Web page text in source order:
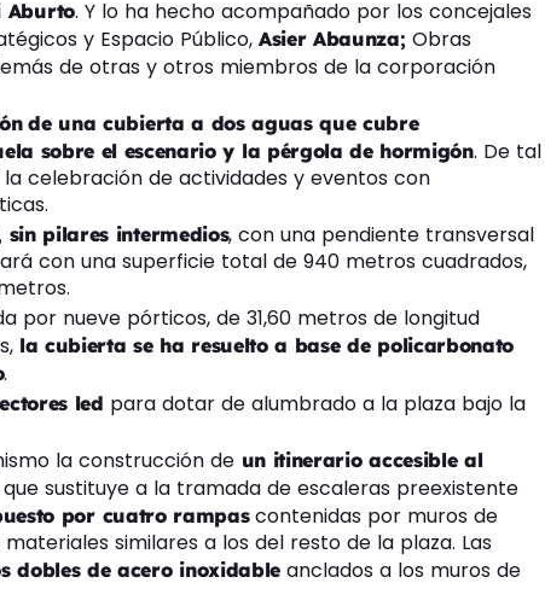
Aburto. Y lo ha hecho acompañado por los concejales
y Espacio Público, Asier Abaunza;Obras
de otras y otros miembros de la corporación
de una cubierta a dos aguas que cubre
sobre el escenario y la pérgola de hormigón. De tal
celebración de actividades y eventos con
pilares intermedios, con una pendiente transversal
con una superficie total de 940 metros cuadrados,
por nueve pórticos, de 31,60 metros de longitud
la cubierta se ha resuelto a base de policarbonato
.
led para dotar de alumbrado a la plaza bajo la
la construcción de un itinerario accesible al
que sustituye a la tramada de escaleras preexistente
por cuatro rampascontenidas por muros de
similares a los del resto de la plaza. Las
dobles de acero inoxidable anclados a los muros de